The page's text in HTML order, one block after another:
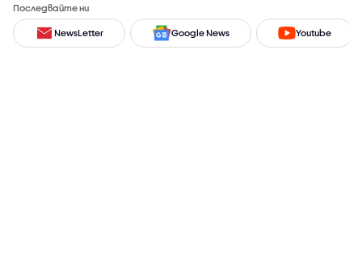
Последвайте ни
NewsLetter Google News Youtube